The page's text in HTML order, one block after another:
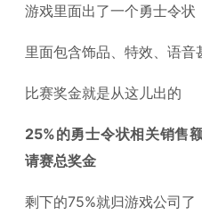
游戏里面出了一个勇士令状
里面包含饰品、特效、语音
比赛奖金就是从这儿出的
25%的勇士令状相关销售
请赛总奖金
剩下的75%就归游戏公司了